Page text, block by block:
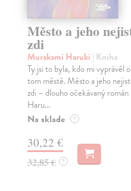
Město a jeho
zdi
Murakami Haruki | Kniha
Ty jsi to byla, kdo mi vyprávěl o
tom městě. Město a jeho
zdi – dlouho očekávaný román
Haru...
Na sklade ?
30,22 €
32,85 € ?